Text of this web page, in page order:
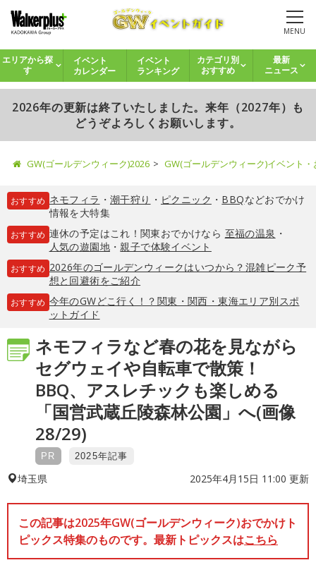
MENU
エリアから探
す
イベント
カレンダー
イベント
ランキング
カテゴリ別
おすすめ
最新
ニュース
2026年の更新は終了いたしました。来年（2027年）も
どうぞよろしくお願いします。
GW(ゴールデンウィーク)2026 GW(ゴールデンウィーク)イベント
おすすめ ネモフィラ ・ 潮干狩り ・ ピクニック ・ BBQなどおでかけ
情報を大特集
おすすめ 連休の予定はこれ！関東おでかけなら 至福の温泉 ・
人気の遊園地・親子で体験イベント
おすすめ 2026年のゴールデンウィークはいつから？混雑ピーク予
想と回避術をご紹介
おすすめ 今年のGWどこ行く！？関東・関西・東海エリア別スポ
ットガイド
ネモフィラなど春の花を見ながら
セグウェイや自転車で散策！
BBQ、アスレチックも楽しめる
「国営武蔵丘陵森林公園」へ(画像
28/29)
PR 2025年記事
埼玉県 2025年4月15日 11:00 更新
この記事は2025年GW(ゴールデンウィーク)おでかけト
ピックス特集のものです。最新トピックスはこちら